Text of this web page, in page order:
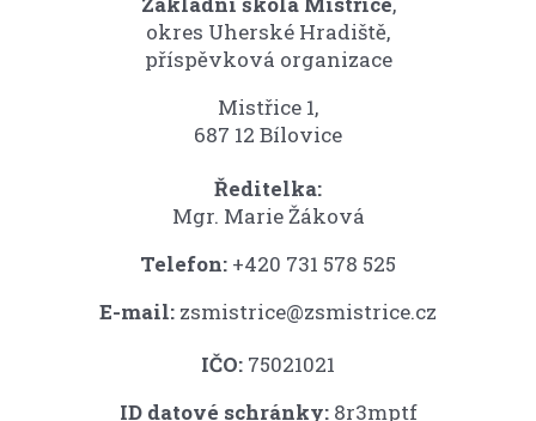
okres Uherské Hradiště,
příspěvková organizace
Mistřice 1,
687 12 Bílovice
Ředitelka:
Mgr. Marie Žáková
Telefon: +420 731 578 525
E-mail: zsmistrice@zsmistrice.cz
IČO: 75021021
ID datové schránky:8r3mptf